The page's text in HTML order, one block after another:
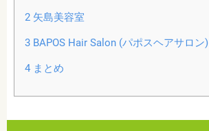
2矢島美容室
3BAPOS Hair Salon (パポスヘアサロン)
4まとめ